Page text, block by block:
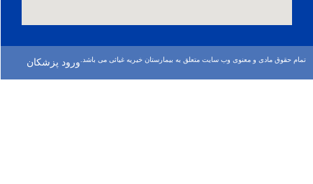
معنوی وب سایت متعلق به بیمارستان خیریه غیاثی می باشد.ورود پزشكان